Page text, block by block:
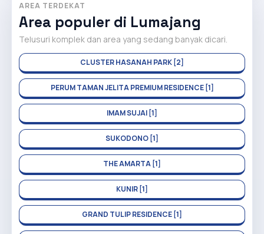
AREA TERDEKAT
Area populer di Lumajang
Telusuri komplek dan area yang sedang banyak dicari.
CLUSTER HASANAH PARK [2]
PERUM TAMAN JELITA PREMIUM RESIDENCE [1]
IMAM SUJAI [1]
SUKODONO [1]
THE AMARTA [1]
KUNIR [1]
GRAND TULIP RESIDENCE [1]